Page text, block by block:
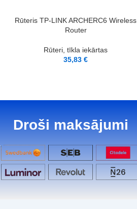
PIEVIENOT GROZAM
Rūteris TP-LINK ARCHERC6 Wireless
Router
Rūteri, tīkla iekārtas
35,83 €
Droši maksājumi